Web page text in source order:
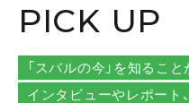
PICK UP
「スバルの今」を知ること
インタビューやレポート